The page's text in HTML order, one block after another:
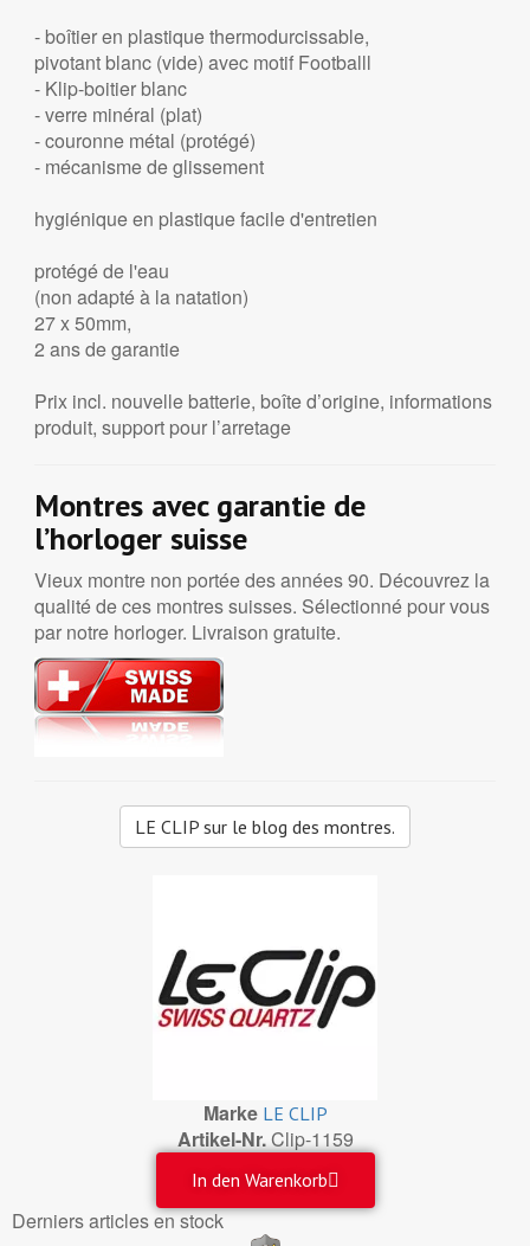
- boîtier en plastique thermodurcissable,
pivotant blanc (vide) avec motif Footballl
- Klip-boitier blanc
- verre minéral (plat)
- couronne métal (protégé)
- mécanisme de glissement
hygiénique en plastique facile d'entretien
protégé de l'eau
(non adapté à la natation)
27 x 50mm,
2 ans de garantie
Prix incl. nouvelle batterie, boîte d’origine, informations
produit, support pour l’arretage
Montres avec garantie de
l’horloger suisse
Vieux montre non portée des années 90. Découvrez la
qualité de ces montres suisses. Sélectionné pour vous
par notre horloger. Livraison gratuite.
LE CLIP sur le blog des montres.
Marke LE CLIP
Artikel-Nr.Clip-1159
In den Warenkorb
Derniers articles en stock